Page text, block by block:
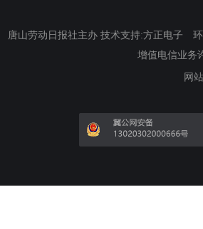
山劳动日报社主办 技术支持:方正电子
增值电信业务
网